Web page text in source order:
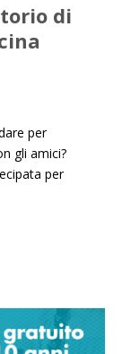
di
per
gli amici?
per